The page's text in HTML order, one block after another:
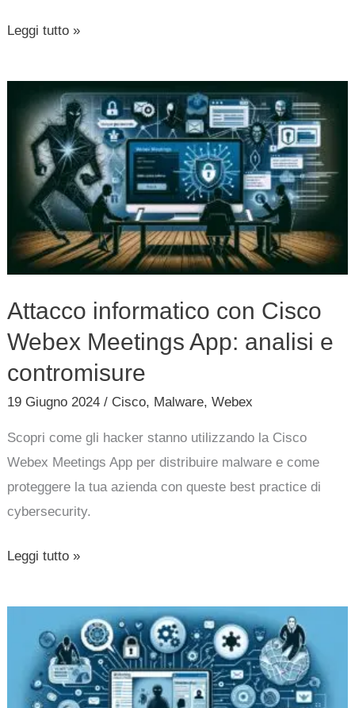
malevoli
Leggi tutto »
Attacco informatico con Cisco
Webex Meetings App: analisi e
contromisure
19 Giugno 2024/ Cisco, Malware,Webex
Scopri come gli hacker stanno utilizzando la Cisco
Webex Meetings App per distribuire malware e come
proteggere la tua azienda con queste best practice di
cybersecurity.
Attacco
informatico
Cisco
Webex
Meetings
App:
analisi
contromisure
Leggi tutto »
Cisco
Webex